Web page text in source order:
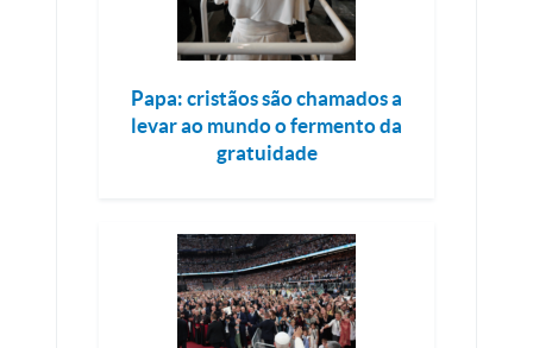
Papa: cristãos são chamados a
levar ao mundo o fermento da
gratuidade